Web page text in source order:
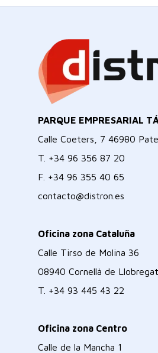
PARQUE EMPRESARIAL
Calle Coeters, 7 46980
T. +34 96 356 87 20
F. +34 96 355 40 65
contacto@distron.es
Oficina zona Cataluña
Calle Tirso de Molina 36
08940 Cornellà de
T. +34 93 445 43 22
Oficina zona Centro
Calle de la Mancha 1